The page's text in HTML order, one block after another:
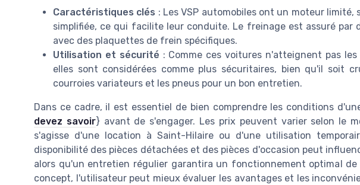
Caractéristiques clés : Les VSP automobiles ont un moteur
simplifiée, ce qui facilite leur conduite. Le freinage est assuré par
avec des plaquettes de frein spécifiques.
Utilisation et sécurité : Comme ces voitures n'atteignent pas
elles sont considérées comme plus sécuritaires, bien qu'il soit
courroies variateurs et les pneus pour un bon entretien.
Dans ce cadre, il est essentiel de bien comprendre les conditions
devez savoir} avant de s'engager. Les prix peuvent varier selon le
s'agisse d'une location à Saint-Hilaire ou d'une utilisation
disponibilité des pièces détachées et des pièces d'occasion peut
alors qu'un entretien régulier garantira un fonctionnement optimal de
concept, l'utilisateur peut mieux évaluer les avantages et les